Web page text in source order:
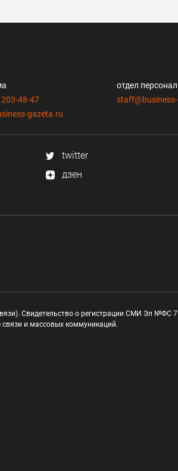
48-47
gazeta.ru
отдел
twitter
дзен
Свидетельство о регистрации СМИ Эл №ФС
и массовых коммуникаций.